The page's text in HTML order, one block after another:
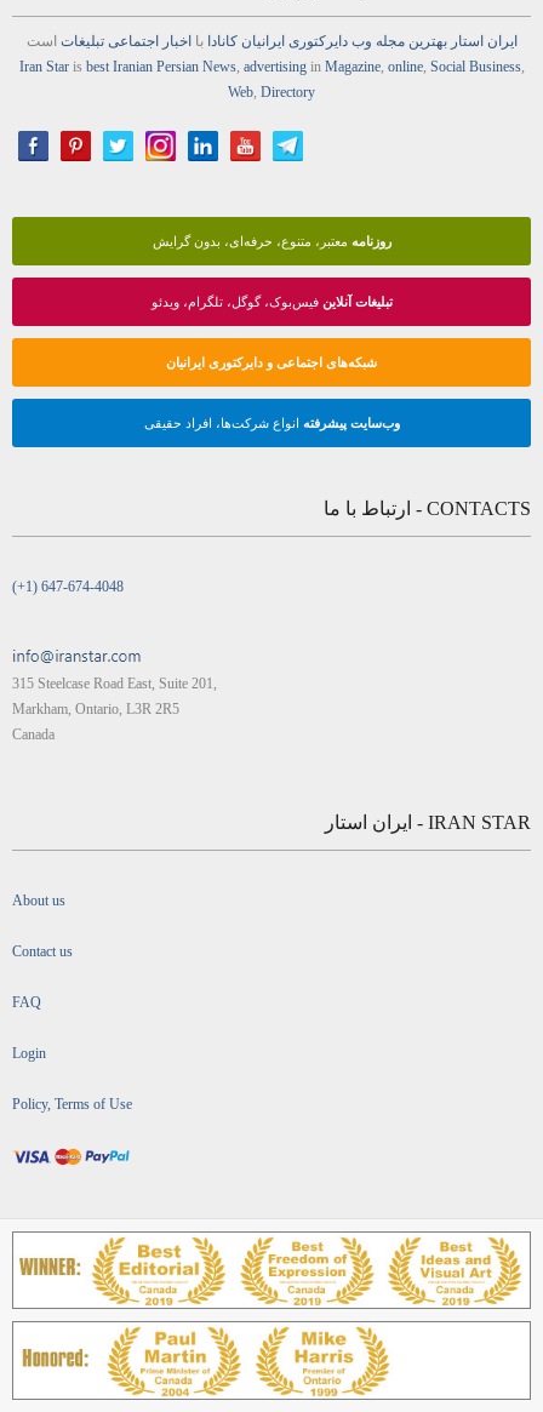
ایران استار بهترین مجله وب دایرکتوری ایرانیان کانادا بااخبار اجتماعی تبلیغات است
Iran Staris best Iranian Persian News, advertisingin Magazine, online, Social Business,
Web Directory
روزنامه معتبر، متنوع، حرفه‌ای، بدون گرایش
تبلیغات آنلاینفیس‌بوک، گوگل، تلگرام، ویدئو
شبکه‌های اجتماعی و دایرکتوری ایرانیان
وب‌سایت پیشرفته انواع شرکت‌ها، افراد حقیقی
CONTACTS - ارتباط با ما
(+1) 647-674-4048
315 Steelcase Road East, Suite 201,
Markham, Ontario, L3R 2R5
Canada
IRAN STAR - ایران استار
About us
Contact us
FAQ
Login
Policy, Terms of Use